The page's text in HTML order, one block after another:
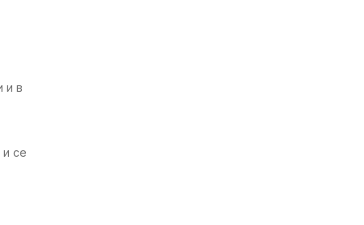
и в
се